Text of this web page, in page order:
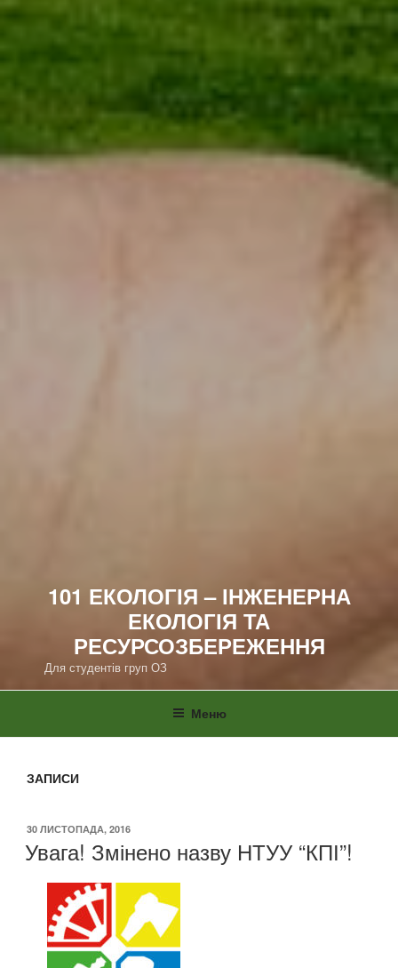
101 ЕКОЛОГІЯ – ІНЖЕНЕРНА
ЕКОЛОГІЯ ТА
РЕСУРСОЗБЕРЕЖЕННЯ
Для студентів груп ОЗ
Меню
ЗАПИСИ
ОПУБЛІКОВАНО
30 ЛИСТОПАДА, 2016
Увага! Змінено назву НТУУ “КПІ”!